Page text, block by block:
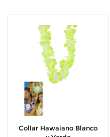
Collar Hawaiano Blanco